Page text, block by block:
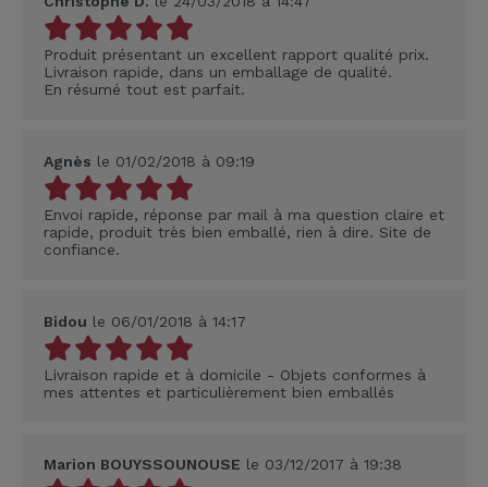
Produit présentant un excellent rapport qualité prix.
Livraison rapide, dans un emballage de qualité.
En résumé tout est parfait.
Agnès le 01/02/2018 à 09:19
Envoi rapide, réponse par mail à ma question claire et
rapide, produit très bien emballé, rien à dire. Site de
confiance.
Bidou le 06/01/2018 à 14:17
Livraison rapide et à domicile - Objets conformes à
mes attentes et particulièrement bien emballés
Marion BOUYSSOUNOUSE le 03/12/2017 à 19:38